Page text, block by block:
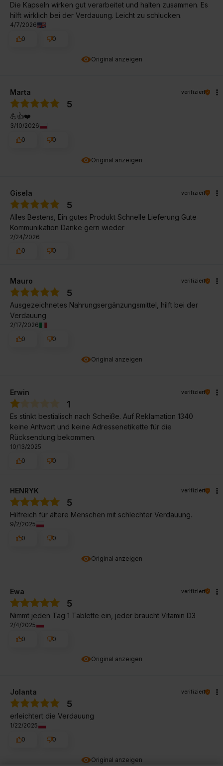
Original anzeigen
Die Kapseln wirken gut verarbeitet und halten zusammen. Es
hilft wirklich bei der Verdauung. Leicht zu schlucken.
4/7/2026
0
0
Original anzeigen
Marta verifiziert
5
💪👍️❤️
3/10/2026
0
0
Gisela verifiziert
5
Alles Bestens, Ein gutes Produkt Schnelle Lieferung Gute
Kommunikation Danke gern wieder
2/24/2026
0
0
Original anzeigen
Mauro verifiziert
5
Ausgezeichnetes Nahrungsergänzungsmittel, hilft bei der
Verdauung
2/17/2026
0
0
Erwin verifiziert
1
Es stinkt bestialisch nach Scheiße. Auf Reklamation 1340
keine Antwort und keine Adressenetikette für die
Rücksendung bekommen.
10/13/2025
0
0
Original anzeigen
HENRYK verifiziert
5
Hilfreich für ältere Menschen mit schlechter Verdauung.
9/2/2025
0
0
Original anzeigen
Ewa verifiziert
5
Nimmt jeden Tag 1 Tablette ein, jeder braucht Vitamin D3
2/4/2025
0
0
Original anzeigen
Jolanta verifiziert
5
erleichtert die Verdauung
1/22/2025
0
0